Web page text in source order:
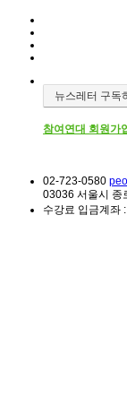
뉴스레터 구독
참여연대 회원가
02-723-0580
03036 서울시 종
수강료 입금계좌